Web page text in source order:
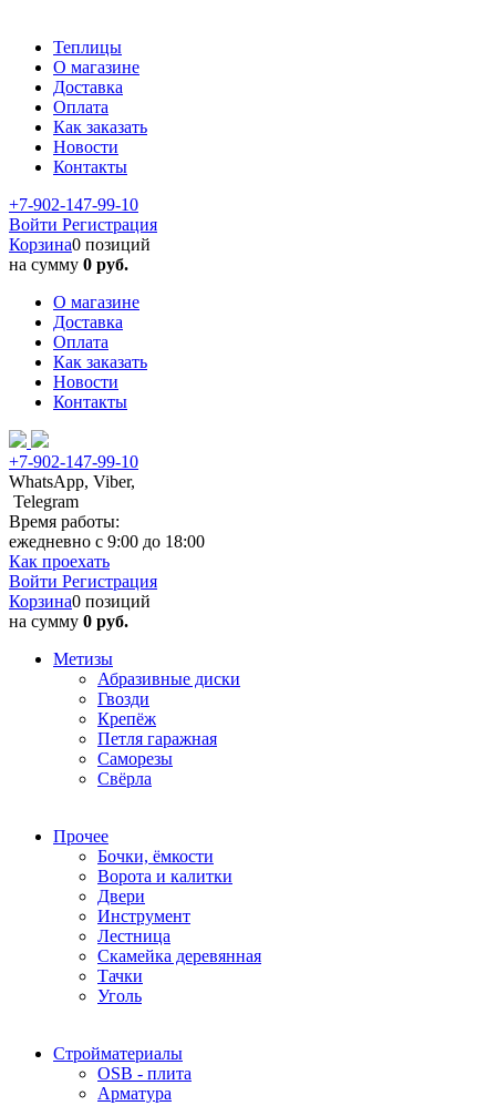
Теплицы
О магазине
Доставка
Оплата
Как заказать
Новости
Контакты
+7-902-147-99-10
Войти Регистрация
Корзина0 позиций
на сумму 0 руб.
О магазине
Доставка
Оплата
Как заказать
Новости
Контакты
+7-902-147-99-10
WhatsApp, Viber,
Telegram
Время работы:
ежедневно с 9:00 до 18:00
Как проехать
Войти Регистрация
Корзина0 позиций
на сумму 0 руб.
Метизы
Абразивные диски
Гвозди
Крепёж
Петля гаражная
Саморезы
Свёрла
Прочее
Бочки, ёмкости
Ворота и калитки
Двери
Инструмент
Лестница
Скамейка деревянная
Тачки
Уголь
Стройматериалы
OSB - плита
Арматура